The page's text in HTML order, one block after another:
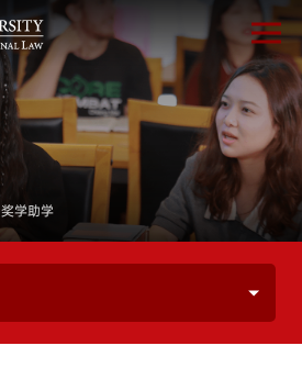
奖学助学